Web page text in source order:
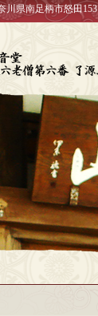
川県南足柄市怒田153